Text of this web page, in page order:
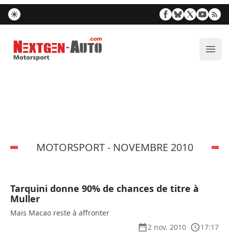
Nextgen-Auto.com
MOTORSPORT - NOVEMBRE 2010
Tarquini donne 90% de chances de titre à
Muller
Mais Macao reste à affronter
2 nov. 2010
17:17